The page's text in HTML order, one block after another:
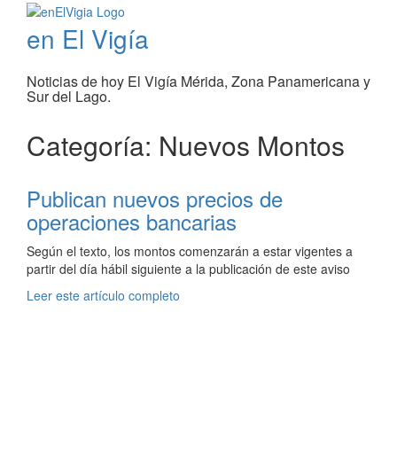
en El Vigía
Noticias de hoy El Vigía Mérida, Zona Panamericana y
Sur del Lago.
Categoría: Nuevos Montos
Publican nuevos precios de
operaciones bancarias
Según el texto, los montos comenzarán a estar vigentes a
partir del día hábil siguiente a la publicación de este aviso
Leer este artículo completo